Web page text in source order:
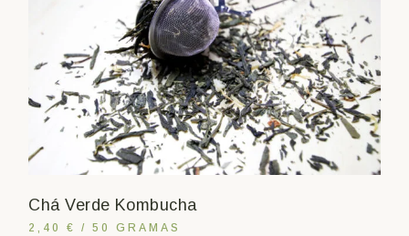
Chá Verde Kombucha
2,40 € / 50 GRAMAS